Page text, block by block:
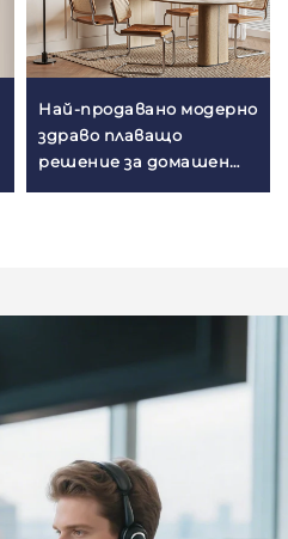
Най-продавано модерно
здраво плаващо
решение за домашен
декор, естетичен